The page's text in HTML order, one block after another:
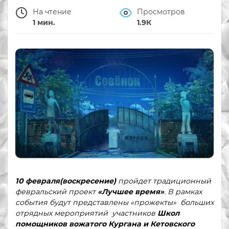
На чтение
1 мин.
Просмотров
1.9К
10 февраля(воскресение)пройдет традиционный
февральский проект«Лучшее время». В рамках
события будут представлены «прожекты» больших
отрядных мероприятий участников Школ
помощников вожатого Кургана и Кетовского